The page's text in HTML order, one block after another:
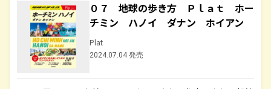
０７ 地球の歩き方 Ｐｌａｔ ホー
チミン ハノイ ダナン ホイアン
Plat
2024.07.04 発売